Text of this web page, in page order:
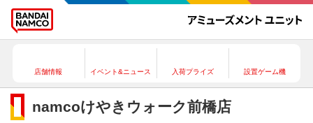
店舗情報 イベント&ニュース 入荷プライズ 設置ゲーム機
namcoけやきウォーク前橋店